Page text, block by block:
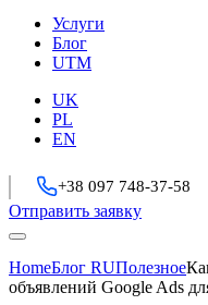
Услуги
Блог
UTM
UK
PL
EN
+38 097 748-37-58
Отправить заявку
HomeБлог RUПолезное
объявлений Google Ads